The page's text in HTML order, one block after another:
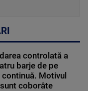
controlată a
barje de pe
continuă. Motivul
coborâte